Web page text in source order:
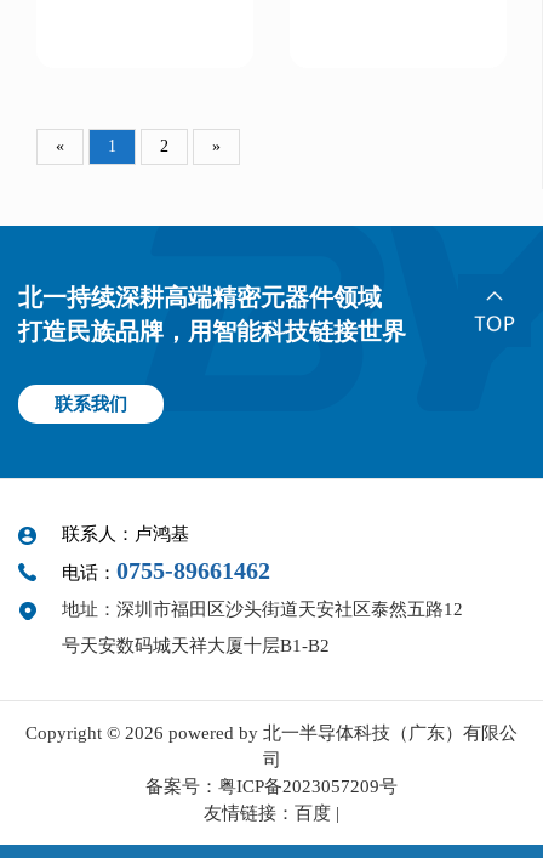
« 1 2 »
北一持续深耕高端精密元器件领域
打造民族品牌，用智能科技链接世界
联系我们
联系人：卢鸿基
电话： 0755-89661462
地址：深圳市福田区沙头街道天安社区泰然五路12
号天安数码城天祥大厦十层B1-B2
Copyright © 2026 powered by 北一半导体科技（广东）有限公
司
备案号： 粤ICP备2023057209号
友情链接： 百度 |